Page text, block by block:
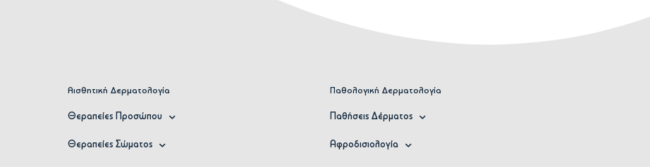
Αισθητική Δερματολογία
Θεραπείες Προσώπου
Θεραπείες Σώματος
Παθολογική Δερματολογία
Παθήσεις Δέρματος
Αφροδισιολογία